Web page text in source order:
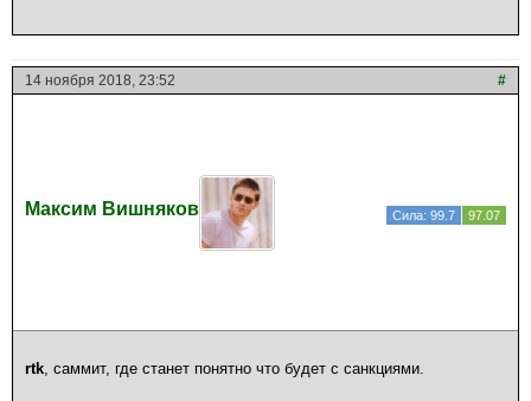
14 ноября 2018, 23:52 #
Максим Вишняков Сила: 99.7 97.07
rtk, саммит, где станет понятно что будет с санкциями.